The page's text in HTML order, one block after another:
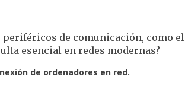
periféricos de comunicación, como el
esencial en redes modernas?
de ordenadores en red.